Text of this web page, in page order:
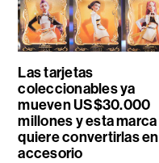
Las tarjetas
coleccionables ya
mueven US$30.000
millones y esta marca
quiere convertirlas en
accesorio